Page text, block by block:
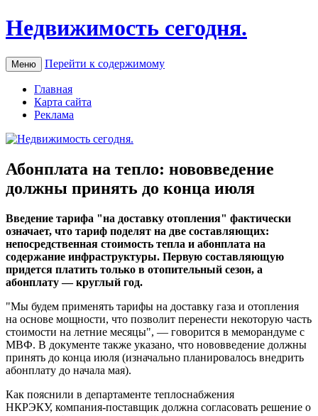
Недвижимость сегодня.
Меню Перейти к содержимому
Главная
Карта сайта
Реклама
Абонплата на тепло: нововведение
должны принять до конца июля
Ввeдeниe тaрифa "на доставку отопления" фактически
означает, что тариф поделят на две составляющих:
непосредственная стоимость тепла и абонплата на
содержание инфраструктуры. Первую составляющую
придется платить только в отопительный сезон, а
абонплату — круглый год.
"Мы будем применять тарифы на доставку газа и отопления
на основе мощности, что позволит перенести некоторую часть
стоимости на летние месяцы", — говорится в меморандуме с
МВФ. В документе также указано, что нововведение должны
принять до конца июля (изначально планировалось внедрить
абонплату до начала мая).
Как пояснили в департаменте теплоснабжения
НКРЭКУ, компания-поставщик должна согласовать решение о